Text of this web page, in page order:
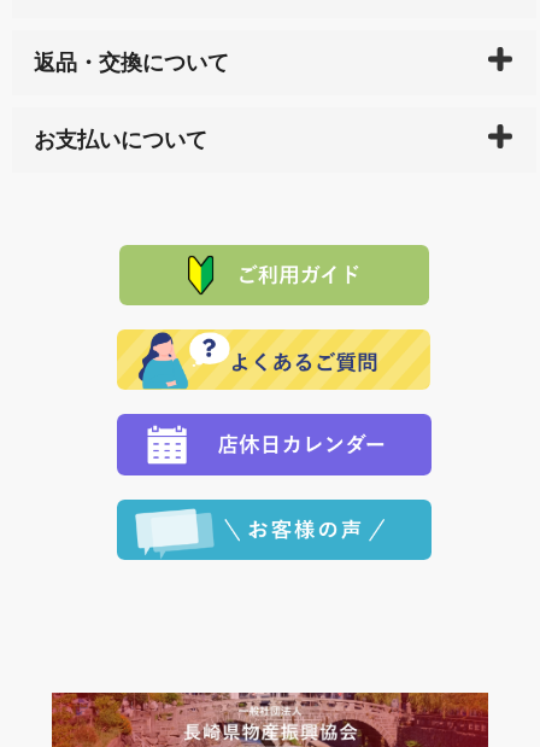
天ペイ」の方はご注文受付後）、 長崎県下全域に点在
サイト内で購入された商品の送料は、こちらの
全国送
れの生産メーカーからお客様の元へ直送いたしますの
で、 それぞれ個別に送料が必要になります。
返品・交換について
または配送途中の 事故などで不都合が生じている場合
品代金を返金いたします。）
その際は誠に申し訳ありませんが、当協会までご注文
願いいたします。
お支払いについて
た場合、お客様からの ご入金を確認した後で、商品を
定された場合は、準備出来次第の便にてお送りいたし
ます。 （到着日指定をされている場合は、ご指定の日
程に合わせてお届けいたします。）